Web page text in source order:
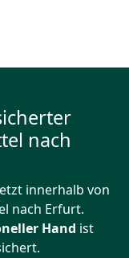
nach
innerhalb von
nach Erfurt.
Hand ist